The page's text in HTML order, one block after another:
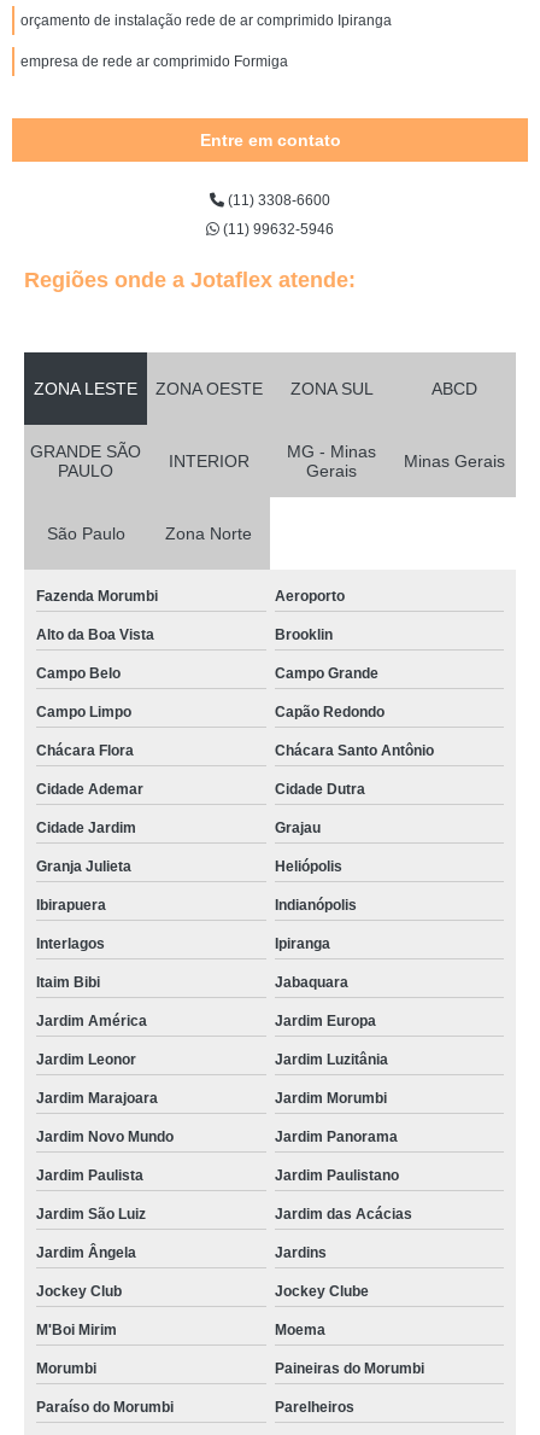
orçamento de instalação rede de ar comprimido Ipiranga
empresa de rede ar comprimido Formiga
Entre em contato
(11) 3308-6600
(11) 99632-5946
Regiões onde a Jotaflex atende:
ZONA LESTE ZONA OESTE ZONA SUL ABCD
GRANDE SÃO
PAULO
INTERIOR
MG - Minas
Gerais
Minas Gerais
São Paulo Zona Norte
Fazenda Morumbi Aeroporto
Alto da Boa Vista Brooklin
Campo Belo Campo Grande
Campo Limpo Capão Redondo
Chácara Flora Chácara Santo Antônio
Cidade Ademar Cidade Dutra
Cidade Jardim Grajau
Granja Julieta Heliópolis
Ibirapuera Indianópolis
Interlagos Ipiranga
Itaim Bibi Jabaquara
Jardim América Jardim Europa
Jardim Leonor Jardim Luzitânia
Jardim Marajoara Jardim Morumbi
Jardim Novo Mundo Jardim Panorama
Jardim Paulista Jardim Paulistano
Jardim São Luiz Jardim das Acácias
Jardim Ângela Jardins
Jockey Club Jockey Clube
M'Boi Mirim Moema
Morumbi Paineiras do Morumbi
Paraíso do Morumbi Parelheiros